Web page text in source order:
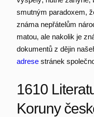
smutným paradoxem,
známa nepřátelům
matou, ale nakolik je
dokumentů z dějin
adresestránek
1610
Koruny